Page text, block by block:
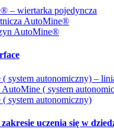
– wiertarka pojedyncza
AutoMine®
AutoMine®
system autonomiczny) –
AutoMine ( system
system autonomiczny)
uczenia się w